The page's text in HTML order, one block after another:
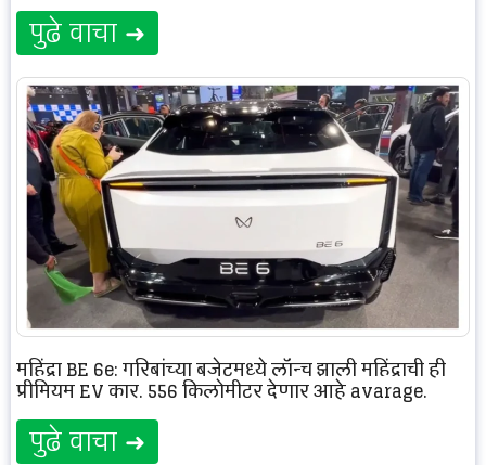
पुढे वाचा ➜
महिंद्रा BE 6e: गरिबांच्या बजेटमध्ये लॉन्च झाली महिंद्राची ही
प्रीमियम EV कार. 556 किलोमीटर देणार आहे avarage.
पुढे वाचा ➜